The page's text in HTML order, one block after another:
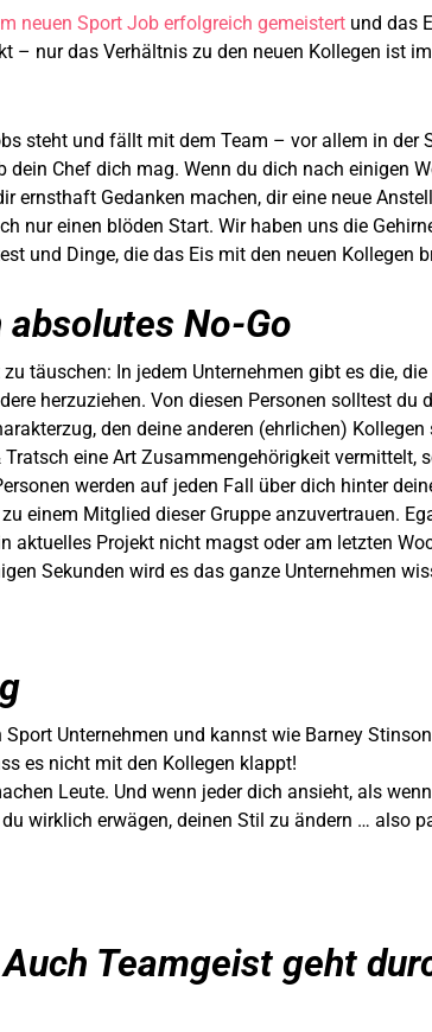
neuen Sport Job erfolgreich gemeistert und das
– nur das Verhältnis zu den neuen Kollegen ist
steht und fällt mit dem Team – vor allem in der
dein Chef dich mag. Wenn du dich nach einigen
ernsthaft Gedanken machen, dir eine neue
nur einen blöden Start. Wir haben uns die
und Dinge, die das Eis mit den neuen Kollegen
No-Go
täuschen: In jedem Unternehmen gibt es die,
herzuziehen. Von diesen Personen solltest du
den deine anderen (ehrlichen) Kollegen
eine Art Zusammengehörigkeit vermittelt,
werden auf jeden Fall über dich hinter
einem Mitglied dieser Gruppe anzuvertrauen.
aktuelles Projekt nicht magst oder am letzten
Sekunden wird es das ganze Unternehmen
Unternehmen und kannst wie Barney
es nicht mit den Kollegen klappt!
Leute. Und wenn jeder dich ansieht, als
wirklich erwägen, deinen Stil zu ändern … also
Teamgeist geht